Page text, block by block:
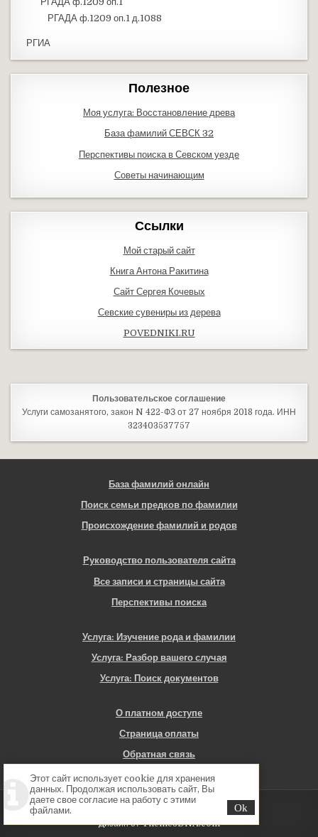
РГАДА ф.1209 оп.1 д.1088
РГИА
Полезное
Моя услуга: Восстановление древа
База фамилий СЕВСК 32
Перспективы поиска в Севском уезде
Советы начинающим
Ссылки
Мой старый сайт
Книга Антона Ракитина
Сайт Сергея Кочевых
Севские сувениры из дерева
POVEDNIKI.RU
Пользовательское соглашение
Услуги самозанятого, закон N 422-ФЗ от 27 ноября 2018 года. ИНН
323403537757
База фамилий онлайн
Поиск семьи предков по фамилии
Происхождение фамилий и родов
Руководство пользователя сайта
Все записи и страницы сайта
Перспективы поиска
Услуга: Изучение рода и фамилии
Услуга: Разбор вашего случая
Услуга: Поиск документов
О платном доступе
Страница оплаты
Обратная связь
Copyright © 2026 Севская Генеалогия
Дизайн от ThemesDNA.com
Этот сайт использует cookie для хранения
данных. Продолжая использовать сайт, Вы
даете свое согласие на работу с этими
файлами.